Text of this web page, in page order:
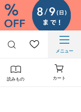
メニュー
読みもの カート